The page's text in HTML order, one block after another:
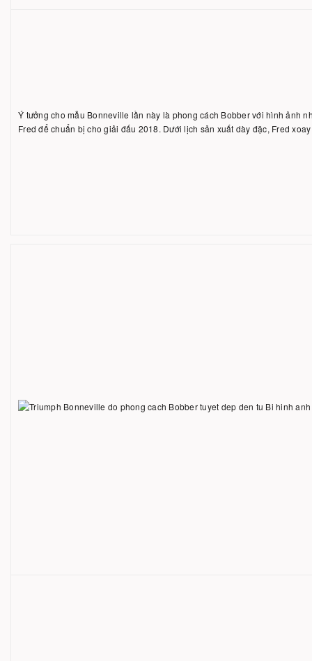
Ý tưởng cho mẫu Bonneville lần này là phong cách Bobber với hình ảnh
Fred để chuẩn bị cho giải đấu 2018. Dưới lịch sản xuất dày đặc, Fred